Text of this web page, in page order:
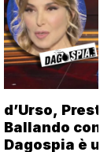
d’Urso,
Ballando con
Dagospia è